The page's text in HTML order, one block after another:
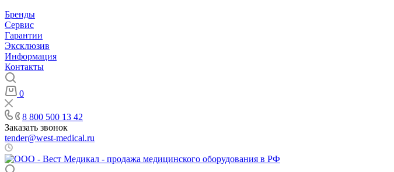
Бренды
Сервис
Гарантии
Эксклюзив
Информация
Контакты
0
8 800 500 13 42
Заказать звонок
tender@west-medical.ru